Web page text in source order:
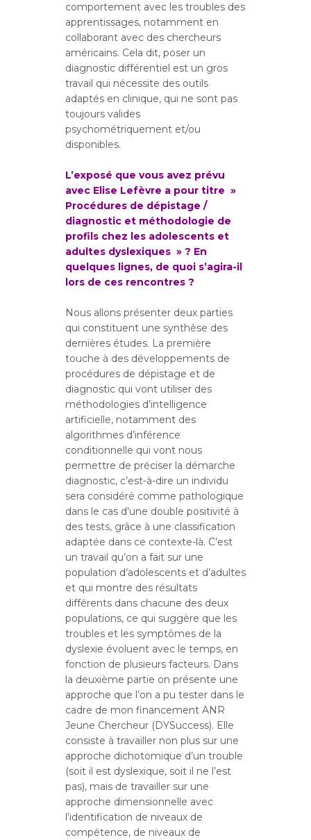
comportement avec les troubles des
apprentissages, notamment en
collaborant avec des chercheurs
américains. Cela dit, poser un
diagnostic différentiel est un gros
travail qui nécessite des outils
adaptés en clinique, qui ne sont pas
toujours valides
psychométriquement et/ou
disponibles.
L’exposé que vous avez prévu
avec Elise Lefèvre a pour titre »
Procédures de dépistage /
diagnostic et méthodologie de
profils chez les adolescents et
adultes dyslexiques » ? En
quelques lignes, de quoi s’agira-il
lors de ces rencontres ?
Nous allons présenter deux parties
qui constituent une synthèse des
dernières études. La première
touche à des développements de
procédures de dépistage et de
diagnostic qui vont utiliser des
méthodologies d’intelligence
artificielle, notamment des
algorithmes d’inférence
conditionnelle qui vont nous
permettre de préciser la démarche
diagnostic, c’est-à-dire un individu
sera considéré comme pathologique
dans le cas d’une double positivité à
des tests, grâce à une classification
adaptée dans ce contexte-là. C’est
un travail qu’on a fait sur une
population d’adolescents et d’adultes
et qui montre des résultats
différents dans chacune des deux
populations, ce qui suggère que les
troubles et les symptômes de la
dyslexie évoluent avec le temps, en
fonction de plusieurs facteurs. Dans
la deuxième partie on présente une
approche que l’on a pu tester dans le
cadre de mon financement ANR
Jeune Chercheur (DYSuccess). Elle
consiste à travailler non plus sur une
approche dichotomique d’un trouble
(soit il est dyslexique, soit il ne l’est
pas), mais de travailler sur une
approche dimensionnelle avec
l’identification de niveaux de
compétence, de niveaux de